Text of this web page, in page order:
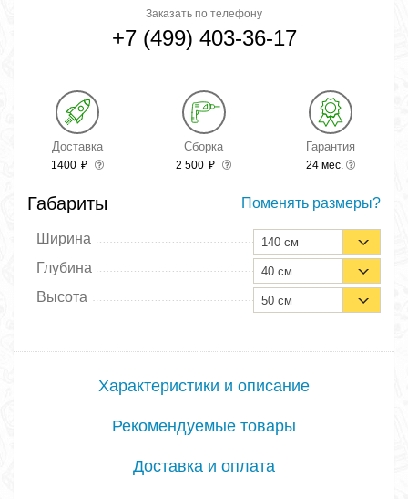
Заказать по телефону
+7 (499) 403-36-17
Доставка
1400 ₽
Сборка
2 500 ₽
Гарантия
24 мес.
Габариты Поменять размеры?
Ширина 140 см
Глубина 40 см
Высота 50 см
Характеристики и описание
Рекомендуемые товары
Доставка и оплата